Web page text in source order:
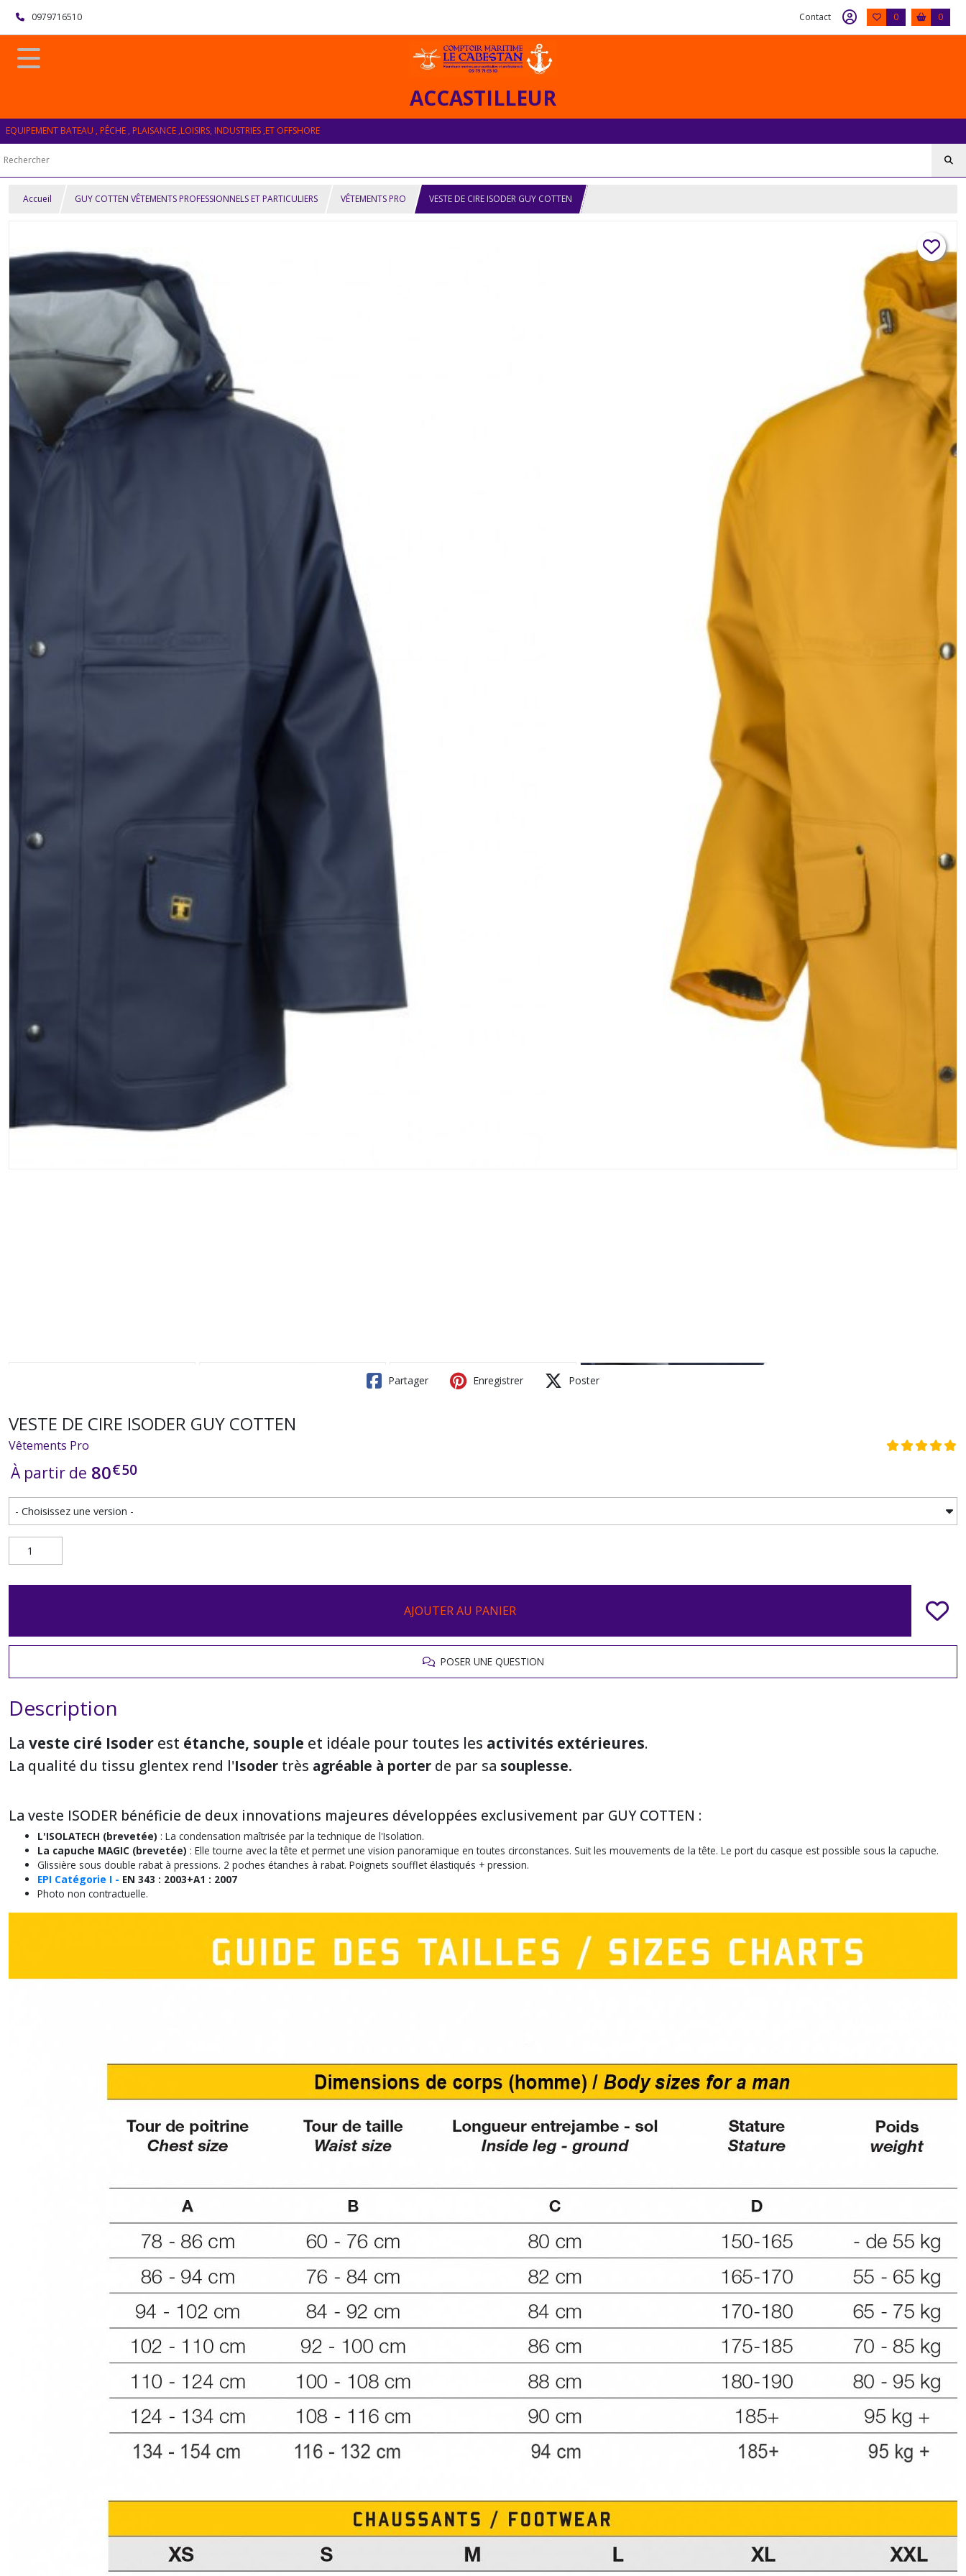
0979716510 Contact 0 0
ACCASTILLEUR
EQUIPEMENT BATEAU , PÊCHE , PLAISANCE ,LOISIRS, INDUSTRIES ,ET OFFSHORE
Accueil GUY COTTEN VÊTEMENTS PROFESSIONNELS ET PARTICULIERS VÊTEMENTS PRO VESTE DE CIRE ISODER GUY COTTEN
Partager Enregistrer Poster
VESTE DE CIRE ISODER GUY COTTEN
Vêtements Pro
À partir de 80€50
AJOUTER AU PANIER
POSER UNE QUESTION
Description
La veste ciré Isoder est étanche, souple et idéale pour toutes les activités extérieures.
La qualité du tissu glentex rend l'Isoder très agréable à porter de par sa souplesse.
La veste ISODER bénéficie de deux innovations majeures développées exclusivement par GUY COTTEN :
L'ISOLATECH (brevetée) : La condensation maîtrisée par la technique de l'Isolation.
La capuche MAGIC (brevetée) : Elle tourne avec la tête et permet une vision panoramique en toutes circonstances. Suit les mouvements de la tête. Le port du casque est possible sous la capuche.
Glissière sous double rabat à pressions. 2 poches étanches à rabat. Poignets soufflet élastiqués + pression.
EPI Catégorie I - EN 343 : 2003+A1 : 2007
Photo non contractuelle.